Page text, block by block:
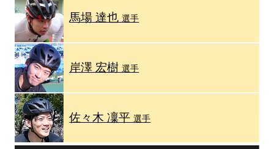
馬場 達也選手
岸澤 宏樹選手
佐々木 凜平選手